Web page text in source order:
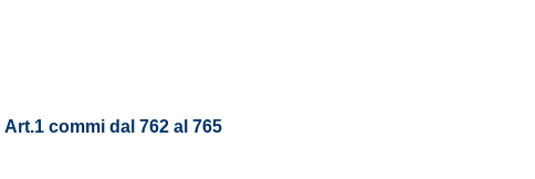
Art.1 commi dal 762 al 765